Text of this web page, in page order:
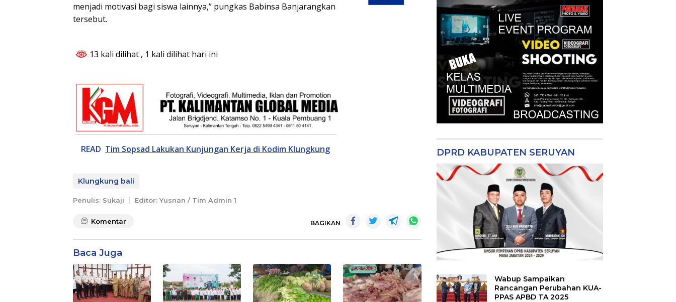
menjadi motivasi bagi siswa lainnya,” pungkas Babinsa Banjarangkan
tersebut.
13 kali dilihat , 1 kali dilihat hari ini
READ Tim Sopsad Lakukan Kunjungan Kerja di Kodim Klungkung
Klungkung bali
Penulis: Sukaji Editor: Yusnan / Tim Admin 1
Komentar BAGIKAN
Baca Juga
DPRD KABUPATEN SERUYAN
Wabup Sampaikan
Rancangan Perubahan KUA-
PPAS APBD TA 2025